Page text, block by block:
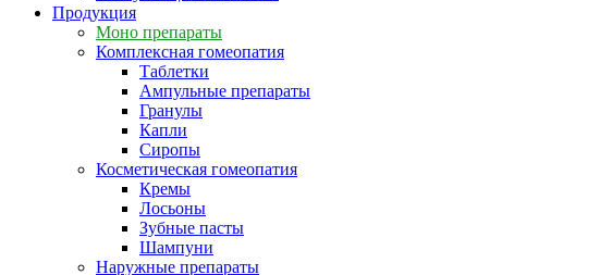
Продукция
Моно препараты
Комплексная гомеопатия
Таблетки
Ампульные препараты
Гранулы
Капли
Сиропы
Косметическая гомеопатия
Кремы
Лосьоны
Зубные пасты
Шампуни
Наружные препараты